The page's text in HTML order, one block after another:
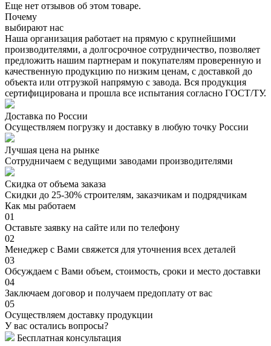
Еще нет отзывов об этом товаре.
Почему
выбирают нас
Наша организация работает на прямую с крупнейшими
производителями, а долгосрочное сотрудничество, позволяет
предложить нашим партнерам и покупателям проверенную и
качественную продукцию по низким ценам, с доставкой до
объекта или отгрузкой напрямую с завода. Вся продукция
сертифицирована и прошла все испытания согласно ГОСТ/ТУ.
Доставка по России
Осуществляем погрузку и доставку в любую точку России
Лучшая цена на рынке
Сотрудничаем с ведущими заводами производителями
Скидка от объема заказа
Скидки до 25-30% строителям, заказчикам и подрядчикам
Как мы работаем
01
Оставьте заявку на сайте или по телефону
02
Менеджер с Вами свяжется для уточнения всех деталей
03
Обсуждаем с Вами объем, стоимость, сроки и место доставки
04
Заключаем договор и получаем предоплату от вас
05
Осуществляем доставку продукции
У вас остались вопросы?
Бесплатная консультация